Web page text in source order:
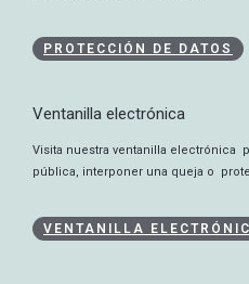
PROTECCIÓN DE DATOS
Ventanilla electrónica
Visita nuestra ventanilla electrónica
pública, interponer una queja o
VENTANILLA